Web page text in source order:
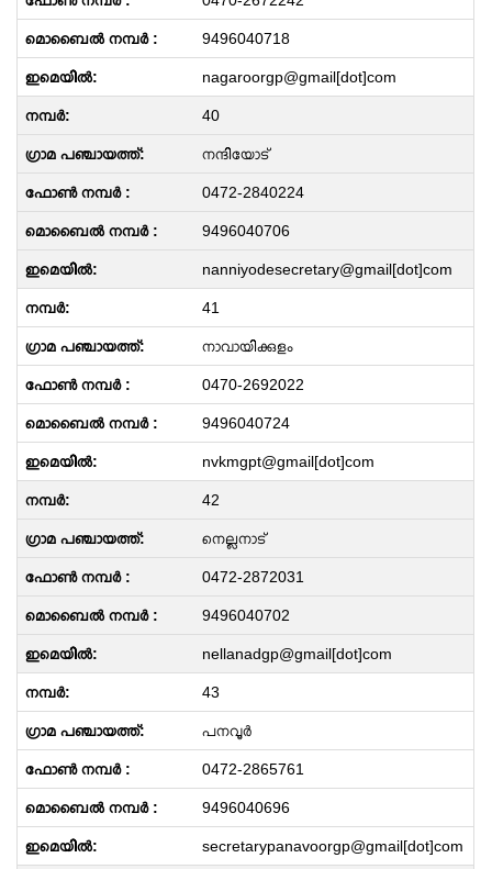
9496040718
nagaroorgp@gmail[dot]com
40
നന്ദിയോട്
0472-2840224
9496040706
nanniyodesecretary@gmail[dot]com
41
നാവായിക്കുളം
0470-2692022
9496040724
nvkmgpt@gmail[dot]com
42
നെല്ലനാട്
0472-2872031
9496040702
nellanadgp@gmail[dot]com
43
പനവൂർ
0472-2865761
9496040696
secretarypanavoorgp@gmail[dot]com